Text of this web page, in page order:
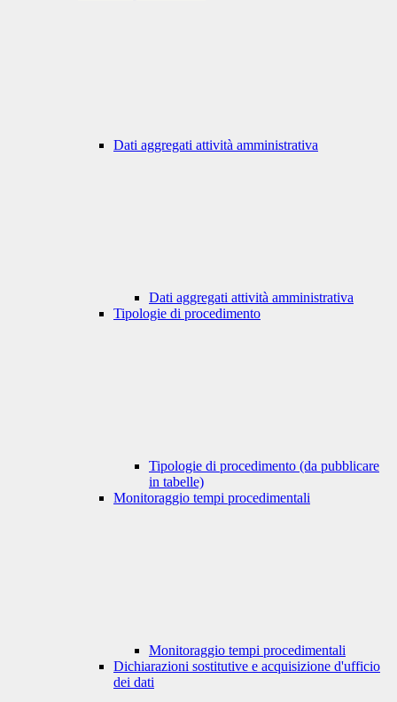
Dati aggregati attività amministrativa
Dati aggregati attività amministrativa
Tipologie di procedimento
Tipologie di procedimento (da pubblicare
in tabelle)
Monitoraggio tempi procedimentali
Monitoraggio tempi procedimentali
Dichiarazioni sostitutive e acquisizione d'ufficio
dei dati